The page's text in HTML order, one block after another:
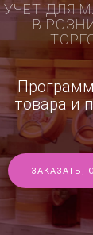
УЧЕТ ДЛЯ
В
товара и
ЗАКАЗАТЬ,